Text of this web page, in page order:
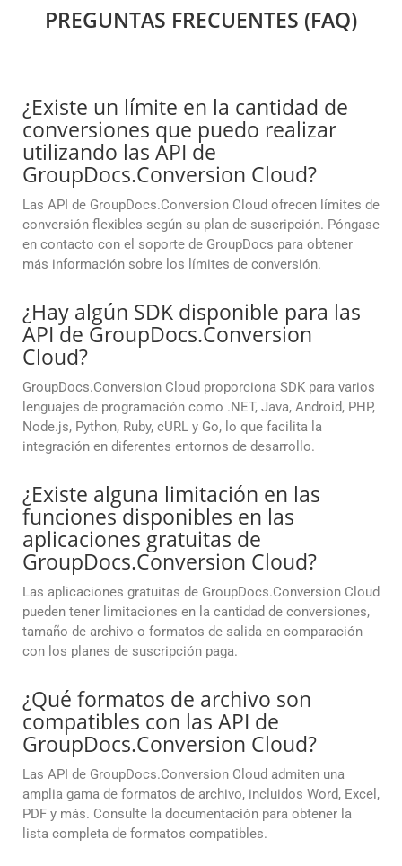
PREGUNTAS FRECUENTES (FAQ)
¿Existe un límite en la cantidad de
conversiones que puedo realizar
utilizando las API de
GroupDocs.Conversion Cloud?
Las API de GroupDocs.Conversion Cloud ofrecen límites de
conversión flexibles según su plan de suscripción. Póngase
en contacto con el soporte de GroupDocs para obtener
más información sobre los límites de conversión.
¿Hay algún SDK disponible para las
API de GroupDocs.Conversion
Cloud?
GroupDocs.Conversion Cloud proporciona SDK para varios
lenguajes de programación como .NET, Java, Android, PHP,
Node.js, Python, Ruby, cURL y Go, lo que facilita la
integración en diferentes entornos de desarrollo.
¿Existe alguna limitación en las
funciones disponibles en las
aplicaciones gratuitas de
GroupDocs.Conversion Cloud?
Las aplicaciones gratuitas de GroupDocs.Conversion Cloud
pueden tener limitaciones en la cantidad de conversiones,
tamaño de archivo o formatos de salida en comparación
con los planes de suscripción paga.
¿Qué formatos de archivo son
compatibles con las API de
GroupDocs.Conversion Cloud?
Las API de GroupDocs.Conversion Cloud admiten una
amplia gama de formatos de archivo, incluidos Word, Excel,
PDF y más. Consulte la documentación para obtener la
lista completa de formatos compatibles.